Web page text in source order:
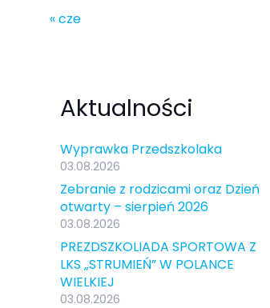
« cze
Aktualności
Wyprawka Przedszkolaka
03.08.2026
Zebranie z rodzicami oraz Dzień
otwarty – sierpień 2026
03.08.2026
PREZDSZKOLIADA SPORTOWA Z
LKS „STRUMIEŃ” W POLANCE
WIELKIEJ
03.08.2026